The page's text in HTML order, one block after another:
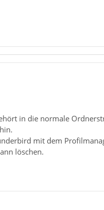
in die normale
mit dem
löschen.